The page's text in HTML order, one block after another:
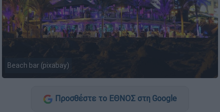
Beach bar (pixabay)
Προσθέστε το ΕΘΝΟΣ στη Google